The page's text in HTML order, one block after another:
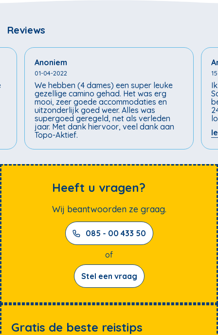
Reviews
Anoniem
01-04-2022
We hebben (4 dames) een super leuke
gezellige camino gehad. Het was erg
mooi, zeer goede accommodaties en
uitzonderlijk goed weer. Alles was
supergoed geregeld, net als verleden
jaar. Met dank hiervoor, veel dank aan
Topo-Aktief.
Heeft u vragen?
Wij beantwoorden ze graag.
085 - 00 433 50
of
Stel een vraag
Gratis de beste reistips